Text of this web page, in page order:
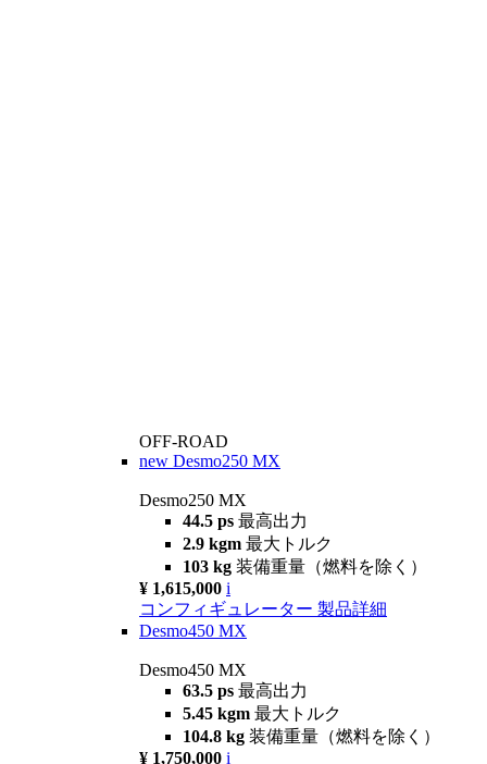
OFF-ROAD
new Desmo250 MX
Desmo250 MX
44.5 ps 最高出力
2.9 kgm 最大トルク
103 kg 装備重量（燃料を除く）
¥ 1,615,000 i
コンフィギュレーター 製品詳細
Desmo450 MX
Desmo450 MX
63.5 ps 最高出力
5.45 kgm 最大トルク
104.8 kg 装備重量（燃料を除く）
¥ 1,750,000 i